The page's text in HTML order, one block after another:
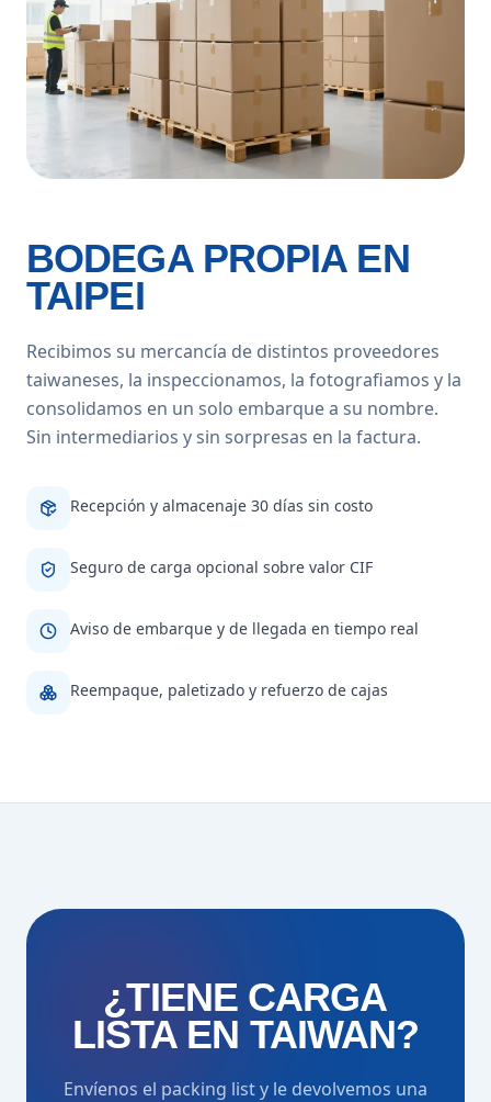
BODEGA PROPIA EN
TAIPEI
Recibimos su mercancía de distintos proveedores
taiwaneses, la inspeccionamos, la fotografiamos y la
consolidamos en un solo embarque a su nombre.
Sin intermediarios y sin sorpresas en la factura.
Recepción y almacenaje 30 días sin costo
Seguro de carga opcional sobre valor CIF
Aviso de embarque y de llegada en tiempo real
Reempaque, paletizado y refuerzo de cajas
¿TIENE CARGA
LISTA EN TAIWAN?
Envíenos el packing list y le devolvemos una